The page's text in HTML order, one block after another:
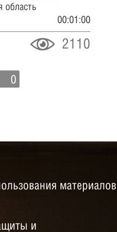
область
00:01:00
2110
0
и